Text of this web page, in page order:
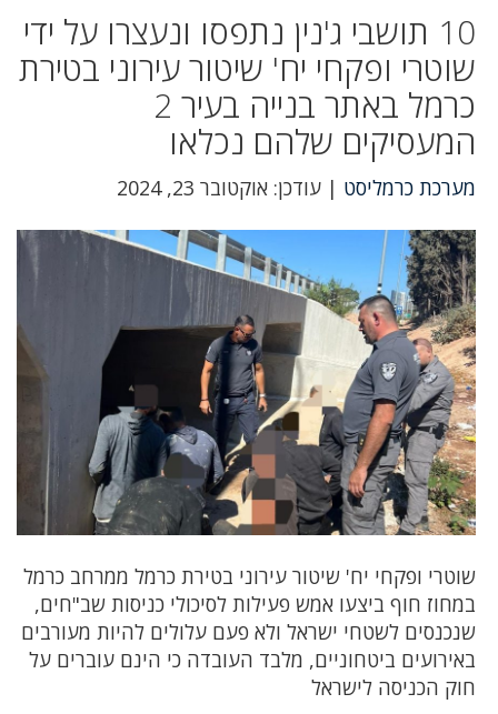
10 תושבי ג'נין נתפסו ונעצרו על ידי
שוטרי ופקחי יח' שיטור עירוני בטירת
כרמל באתר בנייה בעיר 2
המעסיקים שלהם נכלאו
מערכת כרמליסט | עודכן: אוקטובר 23, 2024
שוטרי ופקחי יח' שיטור עירוני בטירת כרמל ממרחב כרמל
במחוז חוף ביצעו אמש פעילות לסיכולי כניסות שב"חים,
שנכנסים לשטחי ישראל ולא פעם עלולים להיות מעורבים
באירועים ביטחוניים, מלבד העובדה כי הינם עוברים על
חוק הכניסה לישראל